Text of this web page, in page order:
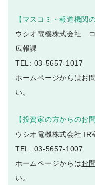
【マスコミ・報道機関
ウシオ電機株式会社
広報課
TEL: 03-5657-1017
ホームページからはお
い。
【投資家の方からのお
ウシオ電機株式会社 IR
TEL: 03-5657-1007
ホームページからはお
い。